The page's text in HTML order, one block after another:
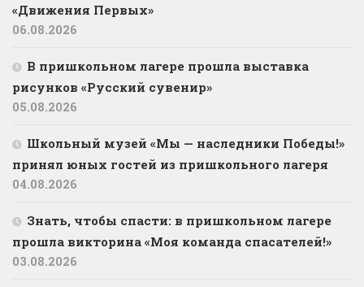
«Движения Первых»
06.08.2026
В пришкольном лагере прошла выставка
рисунков «Русский сувенир»
05.08.2026
Школьный музей «Мы — наследники Победы!»
принял юных гостей из пришкольного лагеря
04.08.2026
Знать, чтобы спасти: в пришкольном лагере
прошла викторина «Моя команда спасателей!»
03.08.2026